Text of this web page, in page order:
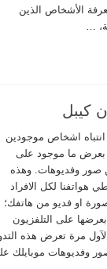
الأشخاص الذين
…
كيبل
اشخاص موجودين
بعرض ما موجود على
صور وفديوهات. وهذه
هواتفنا لكل الافراد
او فديو من هاتفك؛
على التلفزيون
مرة تعرض هذه
وفديوهات موبايلك